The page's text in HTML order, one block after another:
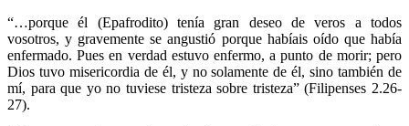
“…porque él (Epafrodito) tenía gran deseo de veros a todos
vosotros, y gravemente se angustió porque habíais oído que había
enfermado. Pues en verdad estuvo enfermo, a punto de morir; pero
Dios tuvo misericordia de él, y no solamente de él, sino también de
mí, para que yo no tuviese tristeza sobre tristeza” (Filipenses 2.26-
27).